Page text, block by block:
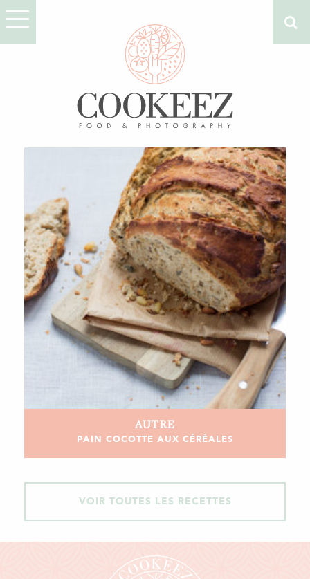
AUTRE
PAIN COCOTTE AUX CÉRÉALES
VOIR TOUTES LES RECETTES